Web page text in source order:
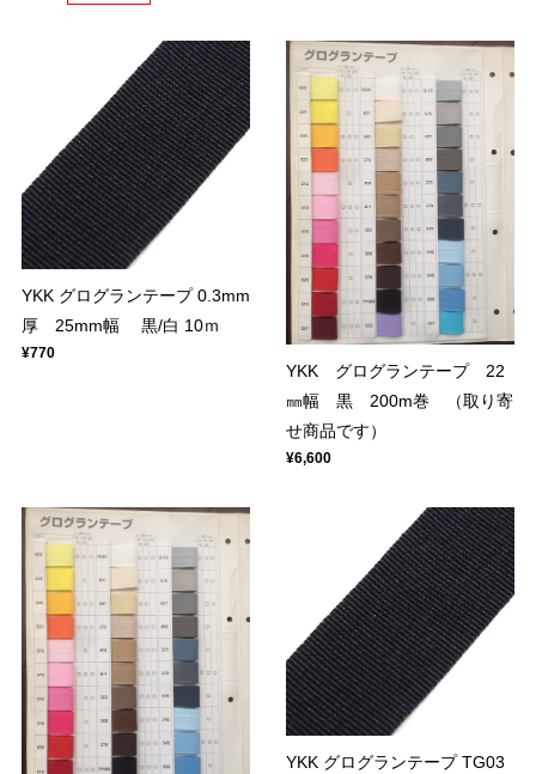
YKK グログランテープ 0.3mm
厚 25mm幅 黒/白 10ｍ
¥770
YKK グログランテープ 22
㎜幅 黒 200m巻 （取り寄
せ商品です）
¥6,600
YKK グログランテープ TG03